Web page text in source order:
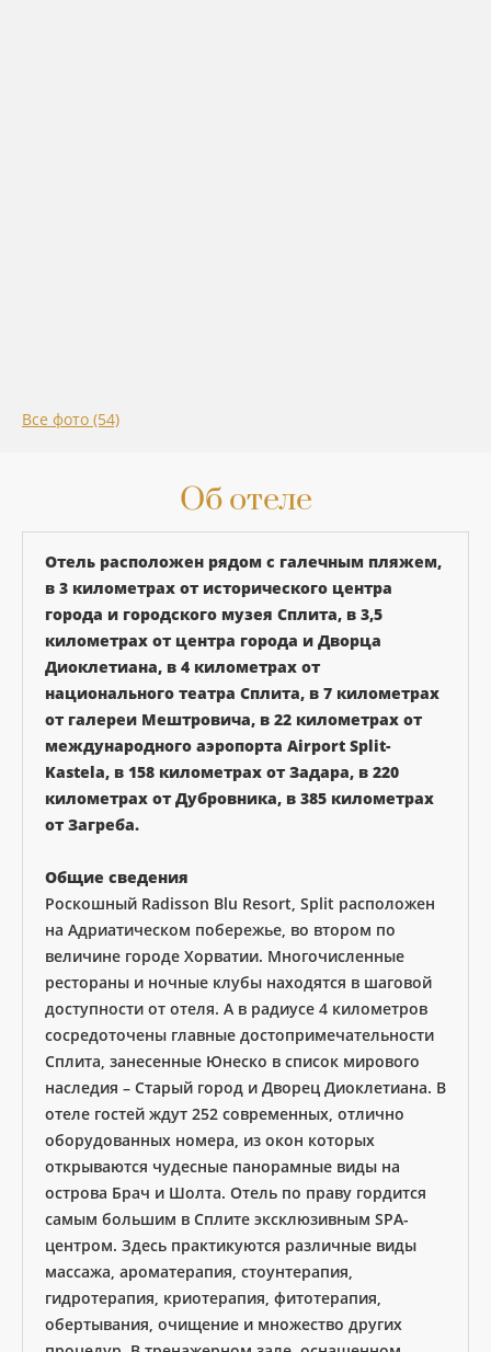
Все фото (54)
Об отеле
Отель расположен рядом с галечным пляжем,
в 3 километрах от исторического центра
города и городского музея Сплита, в 3,5
километрах от центра города и Дворца
Диоклетиана, в 4 километрах от
национального театра Сплита, в 7 километрах
от галереи Мештровича, в 22 километрах от
международного аэропорта Airport Split-
Kastela, в 158 километрах от Задара, в 220
километрах от Дубровника, в 385 километрах
от Загреба.
Общие сведения
Роскошный Radisson Blu Resort, Split расположен
на Адриатическом побережье, во втором по
величине городе Хорватии. Многочисленные
рестораны и ночные клубы находятся в шаговой
доступности от отеля. А в радиусе 4 километров
сосредоточены главные достопримечательности
Сплита, занесенные Юнеско в список мирового
наследия – Старый город и Дворец Диоклетиана. В
отеле гостей ждут 252 современных, отлично
оборудованных номера, из окон которых
открываются чудесные панорамные виды на
острова Брач и Шолта. Отель по праву гордится
самым большим в Сплите эксклюзивным SPA-
центром. Здесь практикуются различные виды
массажа, ароматерапия, стоунтерапия,
гидротерапия, криотерапия, фитотерапия,
обертывания, очищение и множество других